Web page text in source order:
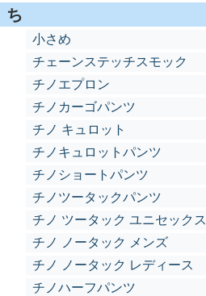
ち
小さめ
チェーンステッチスモック
チノエプロン
チノカーゴパンツ
チノ キュロット
チノキュロットパンツ
チノショートパンツ
チノツータックパンツ
チノ ツータック ユニセックス
チノ ノータック メンズ
チノ ノータック レディース
チノハーフパンツ